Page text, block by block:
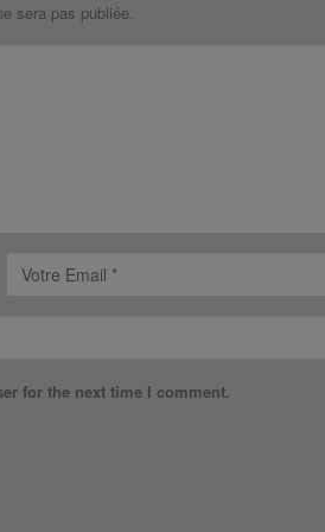
sera pas publiée.
for the next time I comment.